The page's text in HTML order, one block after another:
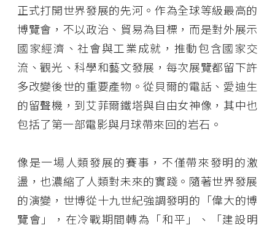
正式打開世界發展的先河。作為全球等級最高的
博覽會，不以政治、貿易為目標，而是對外展示
國家經濟、社會與工業成就，推動包含國家交
流、觀光、科學和藝文發展，每次展覽都留下許
多改變後世的重要產物。從貝爾的電話、愛迪生
的留聲機，到艾菲爾鐵塔與自由女神像，其中也
包括了第一部電影與月球帶來回的岩石。
像是一場人類發展的賽事，不僅帶來發明的激
盪，也濃縮了人類對未來的實踐。隨著世界發展
的演變，世博從十九世紀強調發明的「偉大的博
覽會」，在冷戰期間轉為「和平」、「建設明